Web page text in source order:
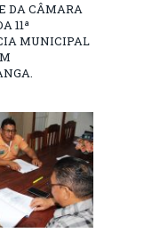
DA CÂMARA
11ª
MUNICIPAL